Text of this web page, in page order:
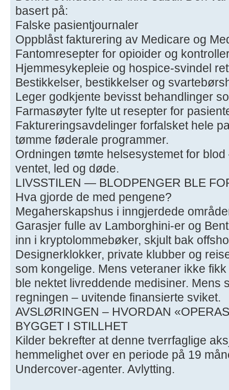
basert på:
Falske pasientjournaler
Oppblåst fakturering av Medicare og
Fantomresepter for opioider og
Hjemmesykepleie og hospice-svindel
Bestikkelser, bestikkelser og
Leger godkjente bevisst behandlinger
Farmasøyter fylte ut resepter for
Faktureringsavdelinger forfalsket hele
tømme føderale programmer.
Ordningen tømte helsesystemet for
ventet, led og døde.
LIVSSTILEN — BLODPENGER BLE
Hva gjorde de med pengene?
Megaherskapshus i inngjerdede
Garasjer fulle av Lamborghini-er og
inn i kryptolommebøker, skjult bak
Designerklokker, private klubber og
som kongelige. Mens veteraner ikke
ble nektet livreddende medisiner. Mens
regningen – uvitende finansierte sviket.
AVSLØRINGEN – HVORDAN
BYGGET I STILLHET
Kilder bekrefter at denne tverrfaglige
hemmelighet over en periode på 19
Undercover-agenter. Avlytting.